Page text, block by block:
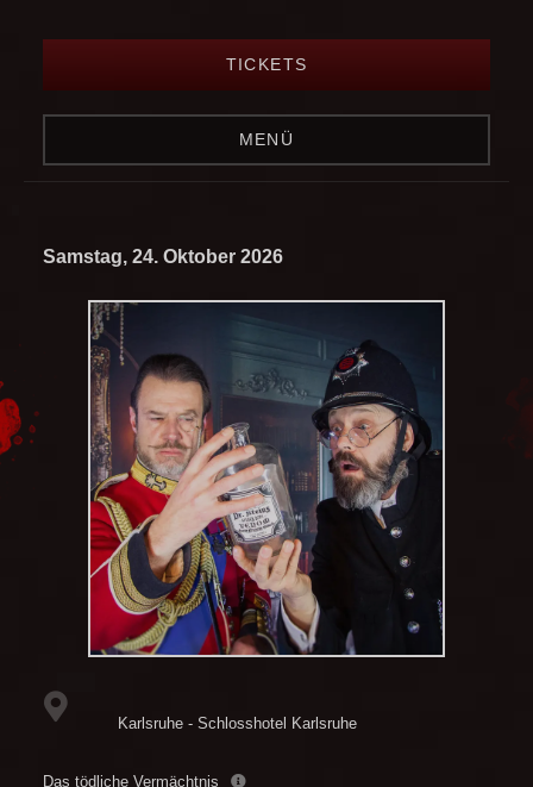
TICKETS
MENÜ
Samstag, 24. Oktober 2026
Karlsruhe - Schlosshotel Karlsruhe
Das tödliche Vermächtnis